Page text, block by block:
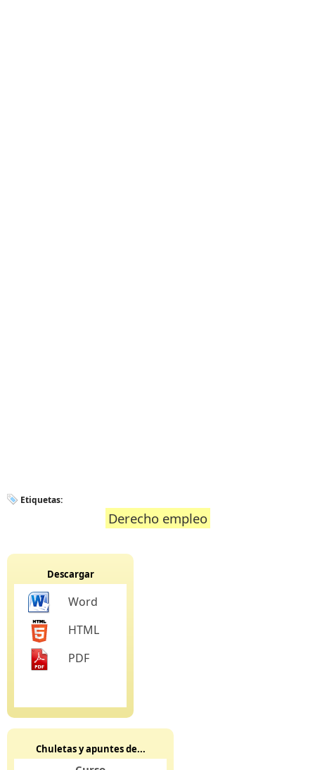
Etiquetas:
Derecho empleo
Descargar
Word
HTML
PDF
Chuletas y apuntes de...